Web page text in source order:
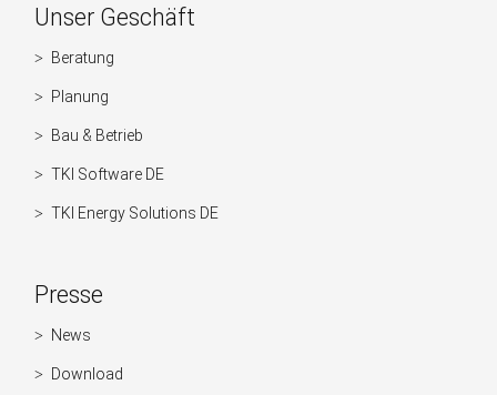
Weitere
Informationen
Unser Geschäft
Navigation
überspringen
Beratung
Planung
Bau & Betrieb
TKI Software DE
TKI Energy Solutions DE
Presse
Navigation
überspringen
News
Download